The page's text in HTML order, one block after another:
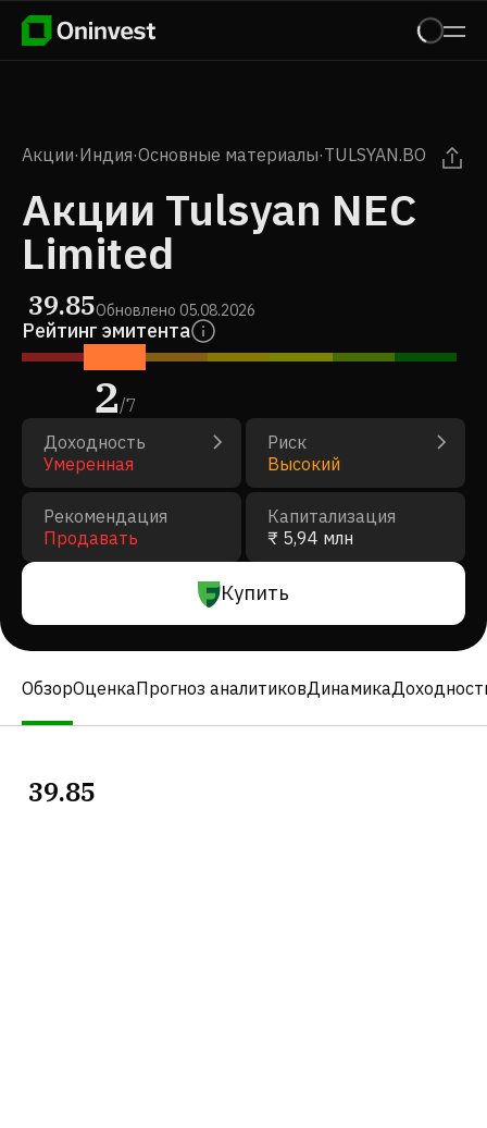
Акции·Индия·Основные материалы·TULSYAN.BO
Акции Tulsyan NEC
Limited
39.85Обновлено 05.08.2026
Рейтинг эмитента
2/7
Доходность
Умеренная
Риск
Высокий
Рекомендация
Продавать
Капитализация
₹ 5,94 млн
Купить
ОбзорОценкаПрогноз аналитиковДинамика
39.85